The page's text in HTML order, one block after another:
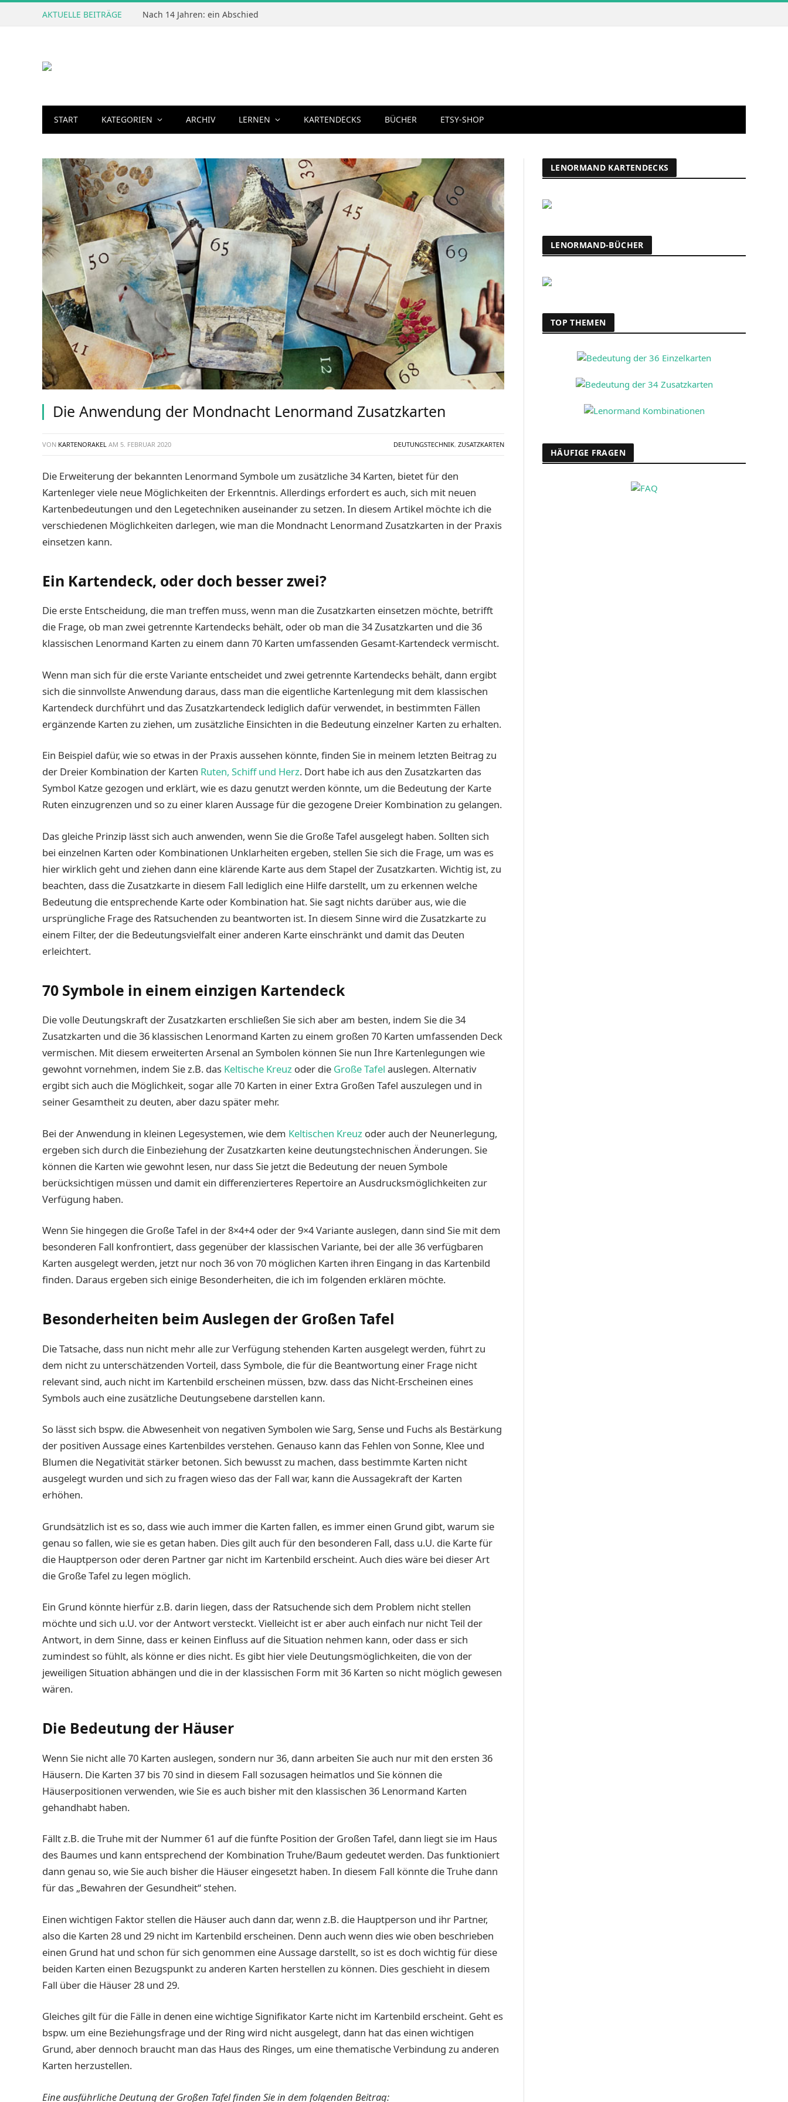
AKTUELLE BEITRÄGE Nach 14 Jahren: ein Abschied
START KATEGORIEN ARCHIV LERNEN KARTENDECKS BÜCHER ETSY-SHOP
Die Anwendung der Mondnacht Lenormand Zusatzkarten
VON KARTENORAKEL AM 5. FEBRUAR 2020 DEUTUNGSTECHNIK, ZUSATZKARTEN
Die Erweiterung der bekannten Lenormand Symbole um zusätzliche 34 Karten, bietet für den
Kartenleger viele neue Möglichkeiten der Erkenntnis. Allerdings erfordert es auch, sich mit neuen
Kartenbedeutungen und den Legetechniken auseinander zu setzen. In diesem Artikel möchte ich die
verschiedenen Möglichkeiten darlegen, wie man die Mondnacht Lenormand Zusatzkarten in der Praxis
einsetzen kann.
Ein Kartendeck, oder doch besser zwei?
Die erste Entscheidung, die man treffen muss, wenn man die Zusatzkarten einsetzen möchte, betrifft
die Frage, ob man zwei getrennte Kartendecks behält, oder ob man die 34 Zusatzkarten und die 36
klassischen Lenormand Karten zu einem dann 70 Karten umfassenden Gesamt-Kartendeck vermischt.
Wenn man sich für die erste Variante entscheidet und zwei getrennte Kartendecks behält, dann ergibt
sich die sinnvollste Anwendung daraus, dass man die eigentliche Kartenlegung mit dem klassischen
Kartendeck durchführt und das Zusatzkartendeck lediglich dafür verwendet, in bestimmten Fällen
ergänzende Karten zu ziehen, um zusätzliche Einsichten in die Bedeutung einzelner Karten zu erhalten.
Ein Beispiel dafür, wie so etwas in der Praxis aussehen könnte, finden Sie in meinem letzten Beitrag zu
der Dreier Kombination der Karten Ruten, Schiff und Herz. Dort habe ich aus den Zusatzkarten das
Symbol Katze gezogen und erklärt, wie es dazu genutzt werden könnte, um die Bedeutung der Karte
Ruten einzugrenzen und so zu einer klaren Aussage für die gezogene Dreier Kombination zu gelangen.
Das gleiche Prinzip lässt sich auch anwenden, wenn Sie die Große Tafel ausgelegt haben. Sollten sich
bei einzelnen Karten oder Kombinationen Unklarheiten ergeben, stellen Sie sich die Frage, um was es
hier wirklich geht und ziehen dann eine klärende Karte aus dem Stapel der Zusatzkarten. Wichtig ist, zu
beachten, dass die Zusatzkarte in diesem Fall lediglich eine Hilfe darstellt, um zu erkennen welche
Bedeutung die entsprechende Karte oder Kombination hat. Sie sagt nichts darüber aus, wie die
ursprüngliche Frage des Ratsuchenden zu beantworten ist. In diesem Sinne wird die Zusatzkarte zu
einem Filter, der die Bedeutungsvielfalt einer anderen Karte einschränkt und damit das Deuten
erleichtert.
70 Symbole in einem einzigen Kartendeck
Die volle Deutungskraft der Zusatzkarten erschließen Sie sich aber am besten, indem Sie die 34
Zusatzkarten und die 36 klassischen Lenormand Karten zu einem großen 70 Karten umfassenden Deck
vermischen. Mit diesem erweiterten Arsenal an Symbolen können Sie nun Ihre Kartenlegungen wie
gewohnt vornehmen, indem Sie z.B. das Keltische Kreuz oder die Große Tafel auslegen. Alternativ
ergibt sich auch die Möglichkeit, sogar alle 70 Karten in einer Extra Großen Tafel auszulegen und in
seiner Gesamtheit zu deuten, aber dazu später mehr.
Bei der Anwendung in kleinen Legesystemen, wie dem Keltischen Kreuz oder auch der Neunerlegung,
ergeben sich durch die Einbeziehung der Zusatzkarten keine deutungstechnischen Änderungen. Sie
können die Karten wie gewohnt lesen, nur dass Sie jetzt die Bedeutung der neuen Symbole
berücksichtigen müssen und damit ein differenzierteres Repertoire an Ausdrucksmöglichkeiten zur
Verfügung haben.
Wenn Sie hingegen die Große Tafel in der 8×4+4 oder der 9×4 Variante auslegen, dann sind Sie mit dem
besonderen Fall konfrontiert, dass gegenüber der klassischen Variante, bei der alle 36 verfügbaren
Karten ausgelegt werden, jetzt nur noch 36 von 70 möglichen Karten ihren Eingang in das Kartenbild
finden. Daraus ergeben sich einige Besonderheiten, die ich im folgenden erklären möchte.
Besonderheiten beim Auslegen der Großen Tafel
Die Tatsache, dass nun nicht mehr alle zur Verfügung stehenden Karten ausgelegt werden, führt zu
dem nicht zu unterschätzenden Vorteil, dass Symbole, die für die Beantwortung einer Frage nicht
relevant sind, auch nicht im Kartenbild erscheinen müssen, bzw. dass das Nicht-Erscheinen eines
Symbols auch eine zusätzliche Deutungsebene darstellen kann.
So lässt sich bspw. die Abwesenheit von negativen Symbolen wie Sarg, Sense und Fuchs als Bestärkung
der positiven Aussage eines Kartenbildes verstehen. Genauso kann das Fehlen von Sonne, Klee und
Blumen die Negativität stärker betonen. Sich bewusst zu machen, dass bestimmte Karten nicht
ausgelegt wurden und sich zu fragen wieso das der Fall war, kann die Aussagekraft der Karten
erhöhen.
Grundsätzlich ist es so, dass wie auch immer die Karten fallen, es immer einen Grund gibt, warum sie
genau so fallen, wie sie es getan haben. Dies gilt auch für den besonderen Fall, dass u.U. die Karte für
die Hauptperson oder deren Partner gar nicht im Kartenbild erscheint. Auch dies wäre bei dieser Art
die Große Tafel zu legen möglich.
Ein Grund könnte hierfür z.B. darin liegen, dass der Ratsuchende sich dem Problem nicht stellen
möchte und sich u.U. vor der Antwort versteckt. Vielleicht ist er aber auch einfach nur nicht Teil der
Antwort, in dem Sinne, dass er keinen Einfluss auf die Situation nehmen kann, oder dass er sich
zumindest so fühlt, als könne er dies nicht. Es gibt hier viele Deutungsmöglichkeiten, die von der
jeweiligen Situation abhängen und die in der klassischen Form mit 36 Karten so nicht möglich gewesen
wären.
Die Bedeutung der Häuser
Wenn Sie nicht alle 70 Karten auslegen, sondern nur 36, dann arbeiten Sie auch nur mit den ersten 36
Häusern. Die Karten 37 bis 70 sind in diesem Fall sozusagen heimatlos und Sie können die
Häuserpositionen verwenden, wie Sie es auch bisher mit den klassischen 36 Lenormand Karten
gehandhabt haben.
Fällt z.B. die Truhe mit der Nummer 61 auf die fünfte Position der Großen Tafel, dann liegt sie im Haus
des Baumes und kann entsprechend der Kombination Truhe/Baum gedeutet werden. Das funktioniert
dann genau so, wie Sie auch bisher die Häuser eingesetzt haben. In diesem Fall könnte die Truhe dann
für das „Bewahren der Gesundheit“ stehen.
Einen wichtigen Faktor stellen die Häuser auch dann dar, wenn z.B. die Hauptperson und ihr Partner,
also die Karten 28 und 29 nicht im Kartenbild erscheinen. Denn auch wenn dies wie oben beschrieben
einen Grund hat und schon für sich genommen eine Aussage darstellt, so ist es doch wichtig für diese
beiden Karten einen Bezugspunkt zu anderen Karten herstellen zu können. Dies geschieht in diesem
Fall über die Häuser 28 und 29.
Gleiches gilt für die Fälle in denen eine wichtige Signifikator Karte nicht im Kartenbild erscheint. Geht es
bspw. um eine Beziehungsfrage und der Ring wird nicht ausgelegt, dann hat das einen wichtigen
Grund, aber dennoch braucht man das Haus des Ringes, um eine thematische Verbindung zu anderen
Karten herzustellen.
Eine ausführliche Deutung der Großen Tafel finden Sie in dem folgenden Beitrag:
LENORMAND KARTENDECKS
LENORMAND-BÜCHER
TOP THEMEN
HÄUFIGE FRAGEN